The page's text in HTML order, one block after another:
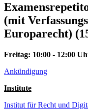
(mit
Europarecht)
Freitag: 10:00 - 12:00
Ankündigung
Institute
Institut für Recht und